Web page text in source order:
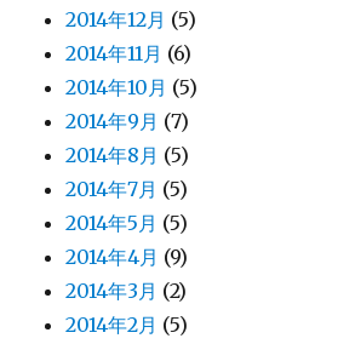
2014年12月 (5)
2014年11月 (6)
2014年10月 (5)
2014年9月 (7)
2014年8月 (5)
2014年7月 (5)
2014年5月 (5)
2014年4月 (9)
2014年3月 (2)
2014年2月 (5)